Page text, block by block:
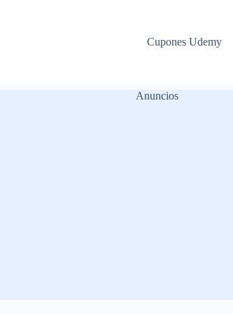
Cupones Udemy
Anuncios